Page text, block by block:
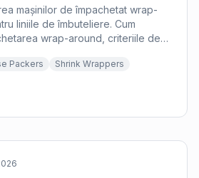
mașinilor de împachetat wrap-
liniile de îmbuteliere. Cum
wrap-around, criteriile de
Packers Shrink Wrappers